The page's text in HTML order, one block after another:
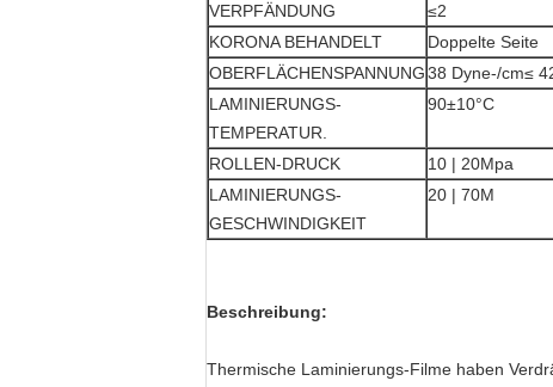
VERPFÄNDUNG
≤2
KORONA BEHANDELT
Doppelte Seite
OBERFLÄCHENSPANNUNG38 Dyne-/cm≤
LAMINIERUNGS-
TEMPERATUR.
90±10°C
ROLLEN-DRUCK
10 | 20Mpa
LAMINIERUNGS-
GESCHWINDIGKEIT
20 | 70M
Beschreibung:
Thermische Laminierungs-Filme haben